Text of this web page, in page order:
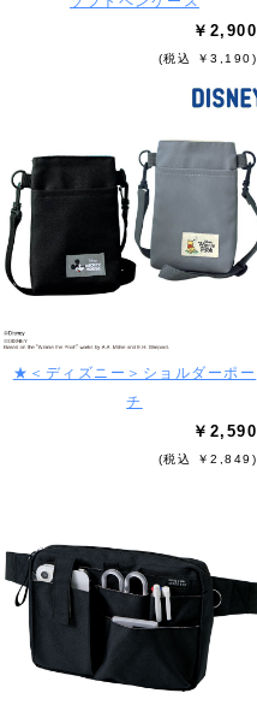
￥2,900
(税込 ￥3,190)
★＜ディズニー＞ショルダーポー
チ
￥2,590
(税込 ￥2,849)